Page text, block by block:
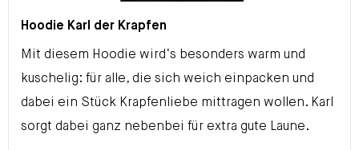
Hoodie Karl der Krapfen
Mit diesem Hoodie wird’s besonders warm und
kuschelig: für alle, die sich weich einpacken und
dabei ein Stück Krapfenliebe mittragen wollen. Karl
sorgt dabei ganz nebenbei für extra gute Laune.